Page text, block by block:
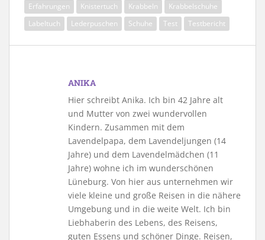
Erfahrungen Knistertuch Krabbeln
Krabbelschuhe
Labeltuch
Lederpuschen Schuhe Test Testbericht
ANIKA
Hier schreibt Anika. Ich bin 42 Jahre alt
und Mutter von zwei wundervollen
Kindern. Zusammen mit dem
Lavendelpapa, dem Lavendeljungen (14
Jahre) und dem Lavendelmädchen (11
Jahre) wohne ich im wunderschönen
Lüneburg. Von hier aus unternehmen wir
viele kleine und große Reisen in die nähere
Umgebung und in die weite Welt. Ich bin
Liebhaberin des Lebens, des Reisens,
guten Essens und schöner Dinge. Reisen,